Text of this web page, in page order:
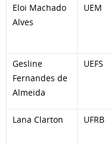
Eloi Machado
Alves
UEM
Gesline
Fernandes de
Almeida
UEFS
Lana Clarton UFRB